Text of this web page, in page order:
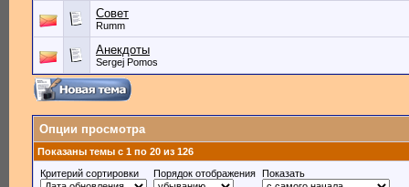
Совет
Rumm
Анекдоты
Sergej Pomos
Опции просмотра
Показаны темы с 1 по 20 из 126
Критерий сортировки
Порядок отображения Показать